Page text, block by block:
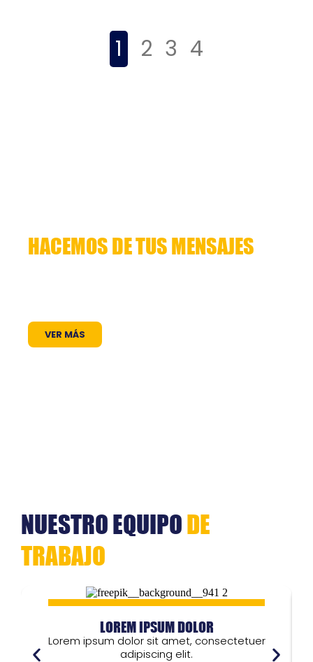
1 2 3 4
HACEMOS DE TUS MENSAJES
VER MÁS
NUESTRO EQUIPODE
TRABAJO
LOREM IPSUM DOLOR
Lorem ipsum dolor sit amet, consectetuer
adipiscing elit.